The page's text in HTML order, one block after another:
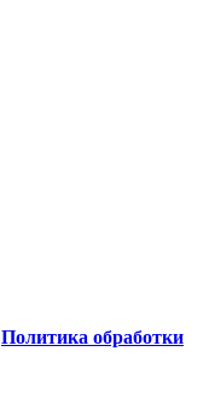
Политика обработки